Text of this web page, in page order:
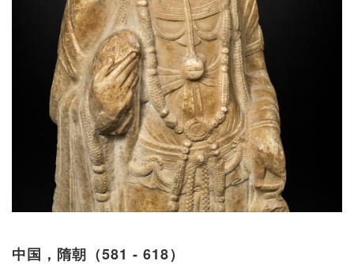
中国，隋朝（581 - 618）